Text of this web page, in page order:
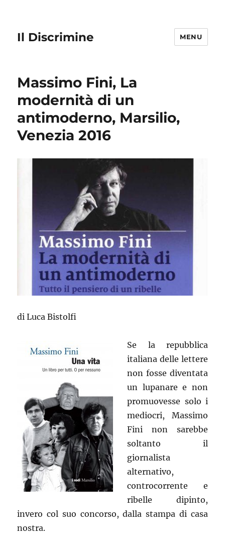
Il Discrimine MENU
Massimo Fini, La
modernità di un
antimoderno, Marsilio,
Venezia 2016
di Luca Bistolfi
Se la repubblica
italiana delle lettere
non fosse diventata
un lupanare e non
promuovesse solo i
mediocri, Massimo
Fini non sarebbe
soltanto il
giornalista
alternativo,
controcorrente e
ribelle dipinto,
invero col suo concorso, dalla stampa di casa
nostra.